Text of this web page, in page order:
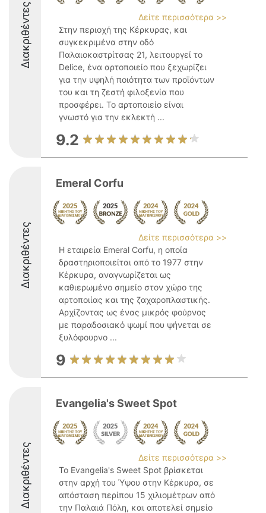
Διακριθέντες
Δείτε περισσότερα >>
Στην περιοχή της Κέρκυρας, και
συγκεκριμένα στην οδό
Παλαιοκαστρίτσας 21, λειτουργεί το
Delice, ένα αρτοποιείο που ξεχωρίζει
για την υψηλή ποιότητα των προϊόντων
του και τη ζεστή φιλοξενία που
προσφέρει. Το αρτοποιείο είναι
γνωστό για την εκλεκτή ...
9.2
Διακριθέντες
Emeral Corfu
Δείτε περισσότερα >>
Η εταιρεία Emeral Corfu, η οποία
δραστηριοποιείται από το 1977 στην
Κέρκυρα, αναγνωρίζεται ως
καθιερωμένο σημείο στον χώρο της
αρτοποιίας και της ζαχαροπλαστικής.
Αρχίζοντας ως ένας μικρός φούρνος
με παραδοσιακό ψωμί που ψήνεται σε
ξυλόφουρνο ...
9
Διακριθέντες
Evangelia's Sweet Spot
Δείτε περισσότερα >>
Το Evangelia's Sweet Spot βρίσκεται
στην αρχή του Ύψου στην Κέρκυρα, σε
απόσταση περίπου 15 χιλιομέτρων από
την Παλαιά Πόλη, και αποτελεί σημείο